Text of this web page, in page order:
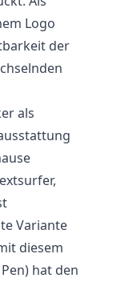
Logo
der
als
Variante
diesem
hat den